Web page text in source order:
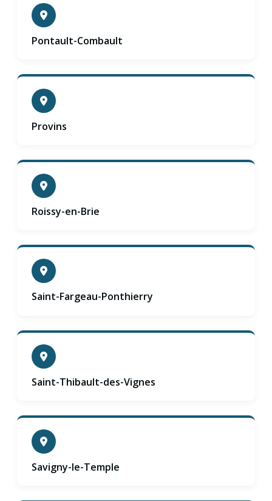
Pontault-Combault
Provins
Roissy-en-Brie
Saint-Fargeau-Ponthierry
Saint-Thibault-des-Vignes
Savigny-le-Temple